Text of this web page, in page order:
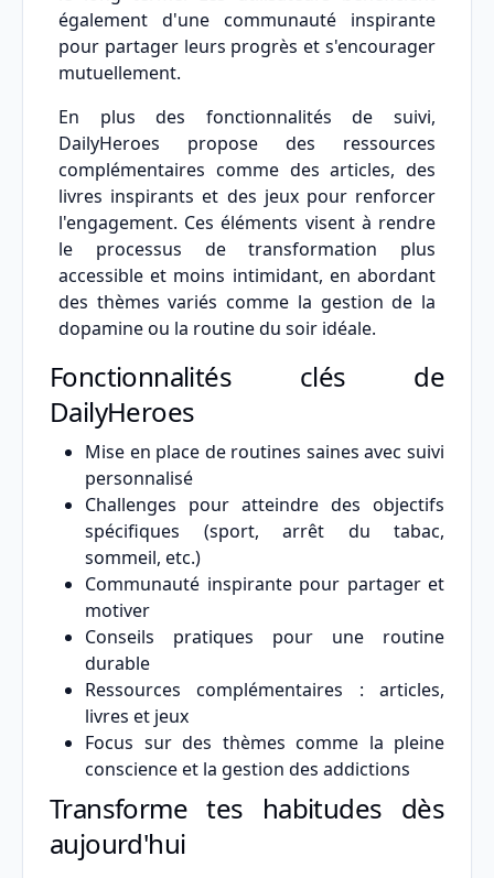
également d'une communauté inspirante
pour partager leurs progrès et s'encourager
mutuellement.
En plus des fonctionnalités de suivi,
DailyHeroes propose des ressources
complémentaires comme des articles, des
livres inspirants et des jeux pour renforcer
l'engagement. Ces éléments visent à rendre
le processus de transformation plus
accessible et moins intimidant, en abordant
des thèmes variés comme la gestion de la
dopamine ou la routine du soir idéale.
Fonctionnalités clés de
DailyHeroes
Mise en place de routines saines avec suivi
personnalisé
Challenges pour atteindre des objectifs
spécifiques (sport, arrêt du tabac,
sommeil, etc.)
Communauté inspirante pour partager et
motiver
Conseils pratiques pour une routine
durable
Ressources complémentaires : articles,
livres et jeux
Focus sur des thèmes comme la pleine
conscience et la gestion des addictions
Transforme tes habitudes dès
aujourd'hui